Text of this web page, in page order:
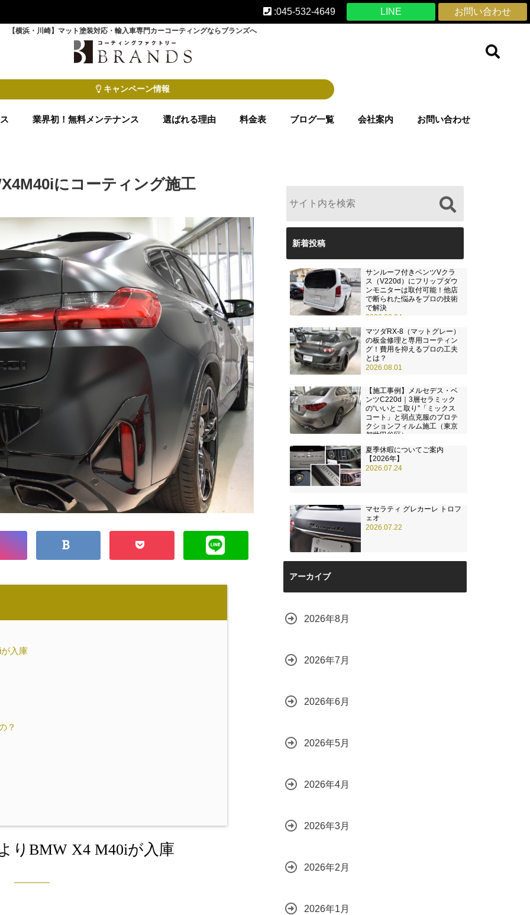
お問い合わせ
LINE
:045-532-4649
【横浜・川崎】マット塗装対応・輸入車専門カーコーティングならブランズへ
キャンペーン情報
業界初！無料メンテナンス 選ばれる理由 料金表 ブログ一覧 会社案内 お問い合わせ
にコーティング施工
入庫
？
りBMW X4 M40iが入庫
新着投稿
サンルーフ付きベンツVクラ
ス（V220d）にフリップダウ
ンモニターは取付可能！他店
で断られた悩みをプロの技術
で解決
2026.08.04
マツダRX-8（マットグレー）
の板金修理と専用コーティン
グ！費用を抑えるプロの工夫
とは？
2026.08.01
【施工事例】メルセデス・ベ
ンツC220d｜3層セラミック
の“いいとこ取り”「ミックス
コート」と弱点克服のプロテ
クションフィルム施工（東京
都世田谷区）
夏季休暇についてご案内
【2026年】
2026.07.24
マセラティ グレカーレ トロフ
ェオ
2026.07.22
アーカイブ
2026年8月
2026年7月
2026年6月
2026年5月
2026年4月
2026年3月
2026年2月
2026年1月